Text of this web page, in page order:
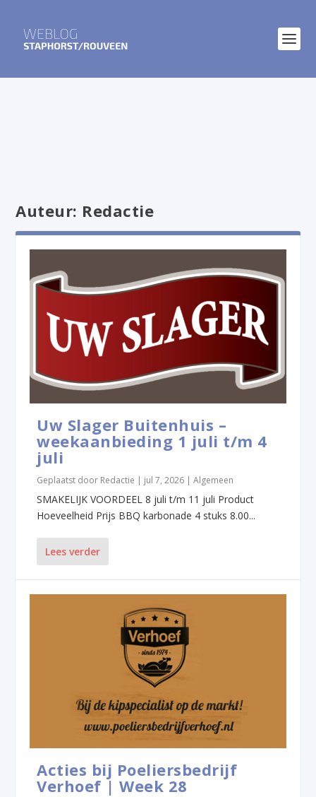
Auteur: Redactie
Uw Slager Buitenhuis –
weekaanbieding 1 juli t/m 4
juli
Geplaatst door Redactie | jul 7, 2026 |Algemeen
SMAKELIJK VOORDEEL 8 juli t/m 11 juli Product
Hoeveelheid Prijs BBQ karbonade 4 stuks 8.00...
Lees verder
Acties bij Poeliersbedrijf
Verhoef | Week 28